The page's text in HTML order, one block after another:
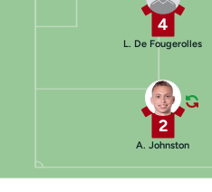
4
L. De Fougerolles
2
A. Johnston